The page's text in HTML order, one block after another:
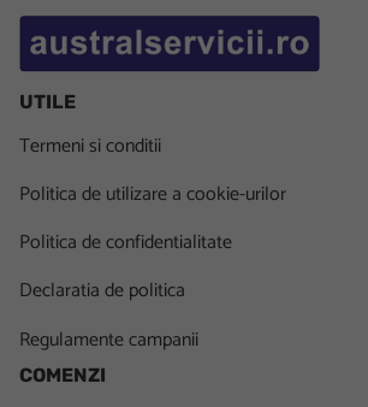
UTILE
Termeni si conditii
Politica de utilizare a cookie-urilor
Politica de confidentialitate
Declaratia de politica
Regulamente campanii
COMENZI